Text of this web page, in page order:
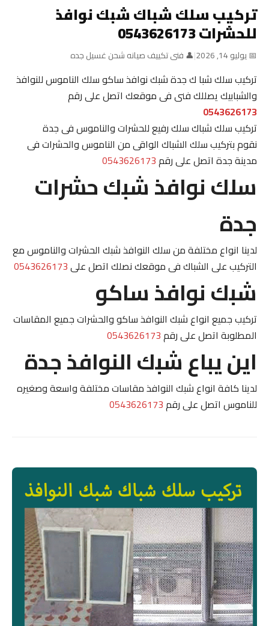
تركيب سلك شباك شبك نوافذ
للحشرات 0543626173
📅 يوليو 14, 2026 |👤 فنى تكييف صيانه شحن غسيل جده
تركيب سلك شبا ك جدة شبك نوافذ ساكو سلك الناموس للنوافذ
والشبابيك يصللك فنى فى موقعك اتصل على رقم
0543626173
تركيب سلك شباك سلك رفيع للحشرات والناموس فى جدة
نقوم بتركيب سلك الشباك الواقى من الناموس والحشرات فى
مدينة جدة اتصل على رقم0543626173
سلك نوافذ شبك حشرات
جدة
لدينا انواع مختلفة من سلك النوافذ شبك الحشرات والناموس مع
التركيب على الشباك فى موقعك نصلك اتصل على0543626173
شبك نوافذ ساكو
تركيب جميع انواع شبك النوافذ ساكو والحشرات جميع المقاسات
المطلوبة اتصل على رقم0543626173
اين يباع شبك النوافذ جدة
لدينا كافة انواع شبك النوافذ مقاسات مختلفة واسعة وصغيره
للناموس اتصل على رقم0543626173